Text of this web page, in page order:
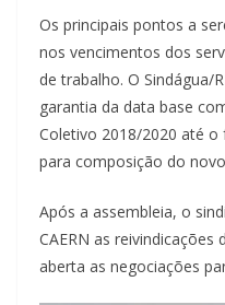
Os principais pontos a
nos vencimentos dos
de trabalho. O Sindágua/
garantia da data base
Coletivo 2018/2020 até
para composição do
Após a assembleia, o
CAERN as
aberta as negociações